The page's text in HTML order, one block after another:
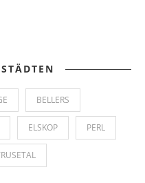
BELLERS
ELSKOP PERL